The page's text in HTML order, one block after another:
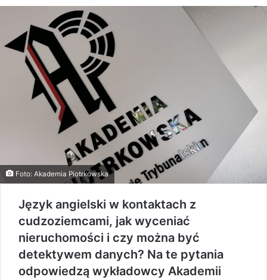
Foto: Akademia Piotrkowska
Język angielski w kontaktach z
cudzoziemcami, jak wyceniać
nieruchomości i czy można być
detektywem danych? Na te pytania
odpowiedzą wykładowcy Akademii